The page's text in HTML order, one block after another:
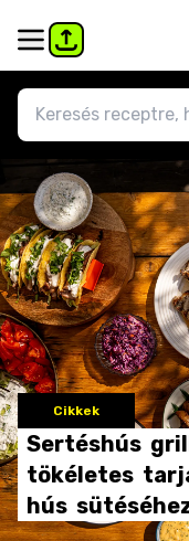
Cikkek
Sertéshús
tökéletes
hús